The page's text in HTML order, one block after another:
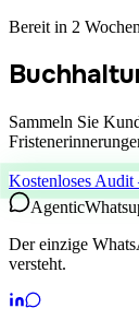
Bereit in 2 Wochen
Sammeln Sie
Kostenloses
Agentic
Der einzige
versteht.